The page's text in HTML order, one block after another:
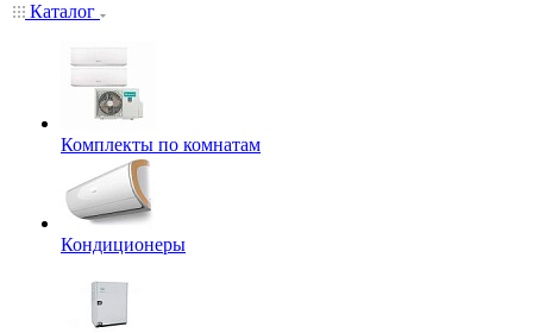
Каталог
Комплекты по комнатам
Кондиционеры